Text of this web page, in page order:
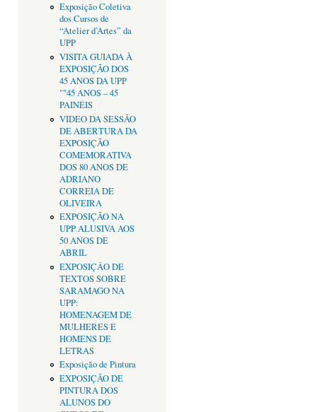
Exposição Coletiva
dos Cursos de
“Atelier d’Artes” da
UPP
VISITA GUIADA À
EXPOSIÇÃO DOS
45 ANOS DA UPP
""45 ANOS – 45
PAINÉIS
VIDEO DA SESSÃO
DE ABERTURA DA
EXPOSIÇÃO
COMEMORATIVA
DOS 80 ANOS DE
ADRIANO
CORREIA DE
OLIVEIRA
EXPOSIÇÃO NA
UPP ALUSIVA AOS
50 ANOS DE
ABRIL
EXPOSIÇÂO DE
TEXTOS SOBRE
SARAMAGO NA
UPP:
HOMENAGEM DE
MULHERES E
HOMENS DE
LETRAS
Exposição de Pintura
EXPOSIÇÃO DE
PINTURA DOS
ALUNOS DO